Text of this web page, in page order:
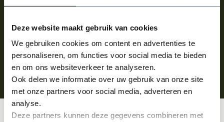
Deze website maakt gebruik van cookies
We gebruiken cookies om content en advertenties te
personaliseren, om functies voor social media te bieden
en om ons websiteverkeer te analyseren.
Ook delen we informatie over uw gebruik van onze site
met onze partners voor social media, adverteren en
analyse.
Deze partners kunnen deze gegevens combineren met